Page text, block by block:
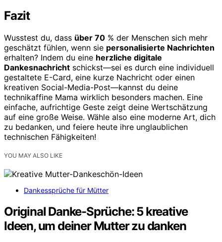
Fazit
Wusstest du, dass über 70 % der Menschen sich mehr
geschätzt fühlen, wenn sie personalisierte Nachrichten
erhalten? Indem du eine herzliche digitale
Dankesnachricht schickst—sei es durch eine individuell
gestaltete E-Card, eine kurze Nachricht oder einen
kreativen Social-Media-Post—kannst du deine
technikaffine Mama wirklich besonders machen. Eine
einfache, aufrichtige Geste zeigt deine Wertschätzung
auf eine große Weise. Wähle also eine moderne Art, dich
zu bedanken, und feiere heute ihre unglaublichen
technischen Fähigkeiten!
YOU MAY ALSO LIKE
Dankessprüche für Mütter
Original Danke-Sprüche: 5 kreative
Ideen, um deiner Mutter zu danken